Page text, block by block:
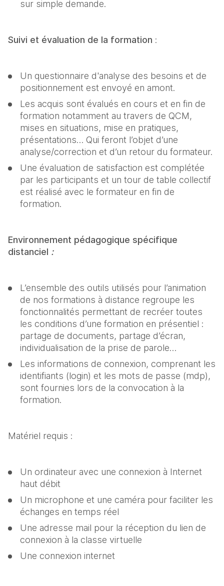
sur simple demande.
Suivi et évaluation de la formation :
Un questionnaire d'analyse des besoins et de
positionnement est envoyé en amont.
Les acquis sont évalués en cours et en fin de
formation notamment au travers de QCM,
mises en situations, mise en pratiques,
présentations… Qui feront l’objet d’une
analyse/correction et d’un retour du formateur.
Une évaluation de satisfaction est complétée
par les participants et un tour de table collectif
est réalisé avec le formateur en fin de
formation.
Environnement pédagogique spécifique
distanciel :
L’ensemble des outils utilisés pour l’animation
de nos formations à distance regroupe les
fonctionnalités permettant de recréer toutes
les conditions d’une formation en présentiel :
partage de documents, partage d’écran,
individualisation de la prise de parole…
Les informations de connexion, comprenant les
identifiants (login) et les mots de passe (mdp),
sont fournies lors de la convocation à la
formation.
Matériel requis :
Un ordinateur avec une connexion à Internet
haut débit
Un microphone et une caméra pour faciliter les
échanges en temps réel
Une adresse mail pour la réception du lien de
connexion à la classe virtuelle
Une connexion internet